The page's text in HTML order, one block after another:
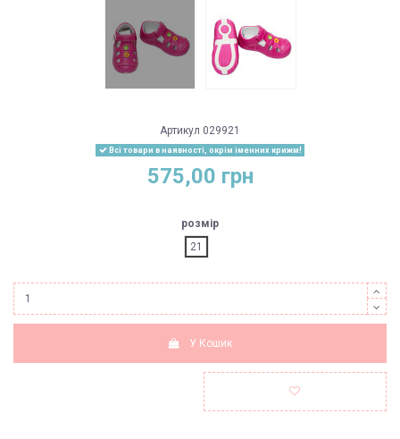
Артикул 029921
Всі товари в наявності, окрім іменних крижм!
575,00 грн
розмір
21
У Кошик